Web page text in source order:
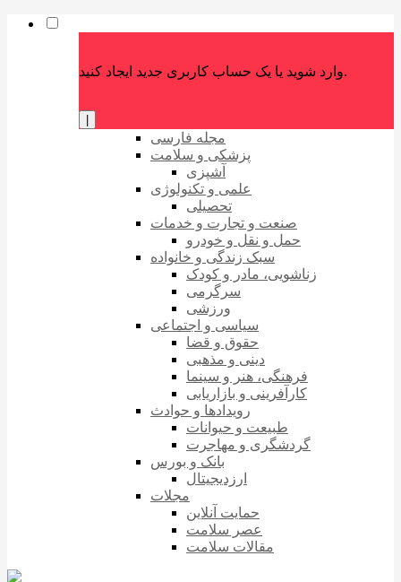
وارد شوید یا یک حساب کاربری جدید ایجاد کنید.
مجله فارسی
پزشکی و سلامت
آشپزی
علمی و تکنولوژی
تحصیلی
صنعت و تجارت و خدمات
حمل و نقل و خودرو
سبک زندگی و خانواده
زناشویی، مادر و کودک
سرگرمی
ورزشی
سیاسی و اجتماعی
حقوق و قضا
دینی و مذهبی
فرهنگی، هنر و سینما
کارآفرینی و بازاریابی
رویدادها و حوادث
طبیعت و حیوانات
گردشگری و مهاجرت
بانک و بورس
ارزدیجیتال
مجلات
حمایت آنلاین
عصر سلامت
مقالات سلامت